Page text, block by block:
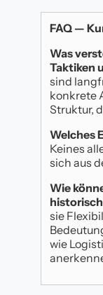
FAQ —
Was
Taktiken
sind
konkrete
Struktur,
Welches
Keines
sich aus
Wie
sie
wie